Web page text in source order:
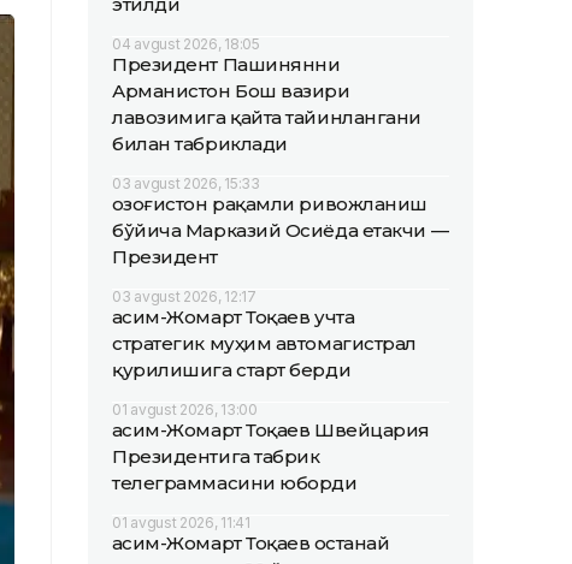
04 avgust 2026, 18:05
Президент Пашинянни
Арманистон Бош вазири
лавозимига қайта тайинлангани
билан табриклади
03 avgust 2026, 15:33
Қозоғистон рақамли ривожланиш
бўйича Марказий Осиёда етакчи —
Президент
03 avgust 2026, 12:17
Қасим-Жомарт Тоқаев учта
стратегик муҳим автомагистрал
қурилишига старт берди
01 avgust 2026, 13:00
Қасим-Жомарт Тоқаев Швейцария
Президентига табрик
телеграммасини юборди
01 avgust 2026, 11:41
Қасим-Жомарт Тоқаев Қостанай